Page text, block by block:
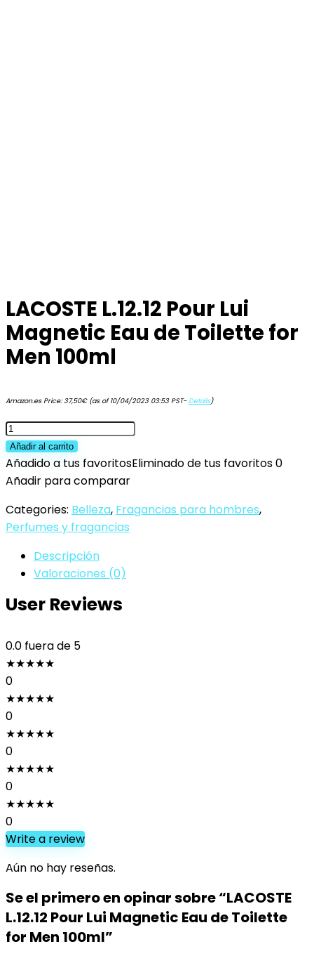
LACOSTE L.12.12 Pour Lui
Magnetic Eau de Toilette for
Men 100ml
Amazon.es Price: 37,50€(as of 10/04/2023 03:53 PST-Details)
LACOSTE
L.12.12
Pour
Lui
Eau
de
Toilette
100ml
Añadir al carrito
Añadido a tus favoritosEliminado de tus favoritos0
Añadir para comparar
Categories: Belleza, Fragancias para hombres,
Perfumes y fragancias
Descripción
Valoraciones (0)
User Reviews
0.0 fuera de 5
★★★★★
0
★★★★★
0
★★★★★
0
★★★★★
0
★★★★★
0
Write a review
Aún no hay reseñas.
Se el primero en opinar sobre “LACOSTE
L.12.12 Pour Lui Magnetic Eau de Toilette
for Men 100ml”